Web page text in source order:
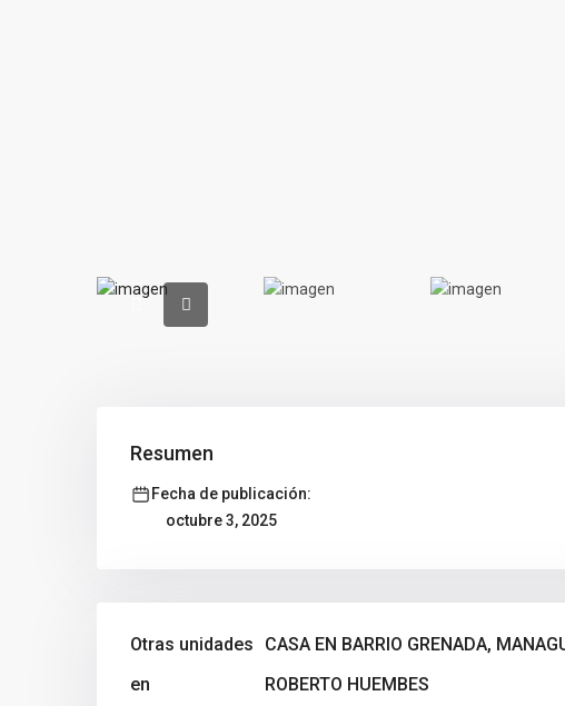
Resumen
Fecha de publicación:
octubre 3, 2025
Otras unidades
CASA EN BARRIO GRENADA,
ROBERTO HUEMBES